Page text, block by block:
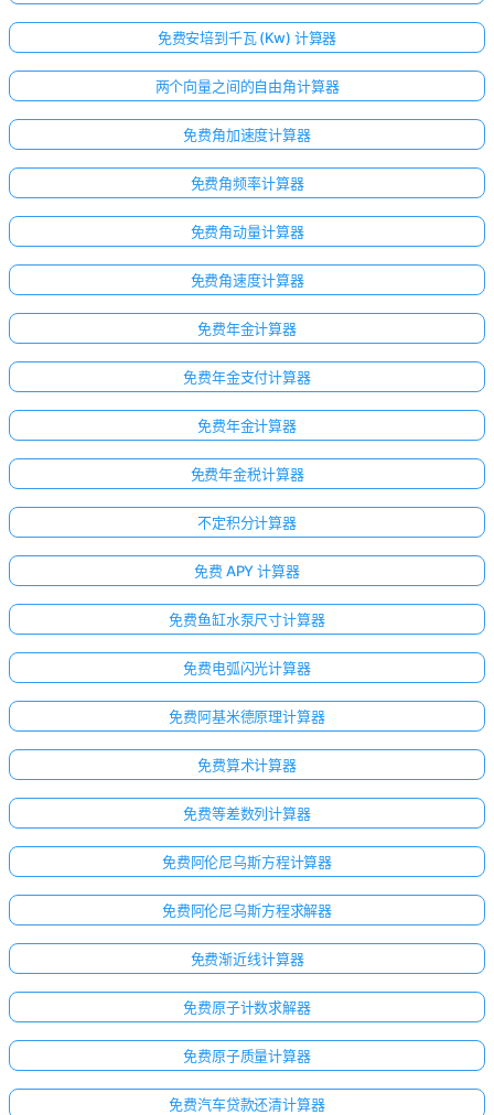
免费安培到千瓦 (Kw) 计算器
两个向量之间的自由角计算器
免费角加速度计算器
免费角频率计算器
免费角动量计算器
免费角速度计算器
免费年金计算器
免费年金支付计算器
免费年金计算器
免费年金税计算器
不定积分计算器
免费 APY 计算器
免费鱼缸水泵尺寸计算器
免费电弧闪光计算器
免费阿基米德原理计算器
免费算术计算器
免费等差数列计算器
免费阿伦尼乌斯方程计算器
免费阿伦尼乌斯方程求解器
免费渐近线计算器
免费原子计数求解器
免费原子质量计算器
免费汽车贷款还清计算器